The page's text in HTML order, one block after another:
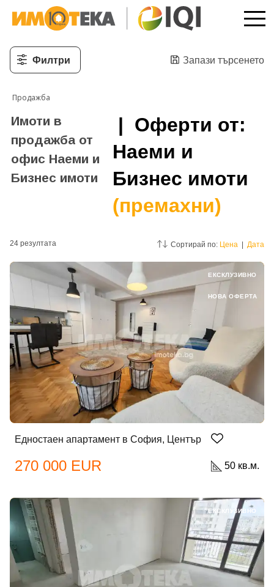
Филтри Запази търсенето
Продажба
Имоти в
продажба от
офис Наеми и
Бизнес имоти
| Оферти от:
Наеми и
Бизнес имоти
(премахни)
24 резултатa Сортирай по: Цена Дата
Едностаен апартамент в София, Център
270 000 EUR 50 кв.м.
ЕКСКЛУЗИВНО
НОВА ОФЕРТА
ЕКСКЛУЗИВНО